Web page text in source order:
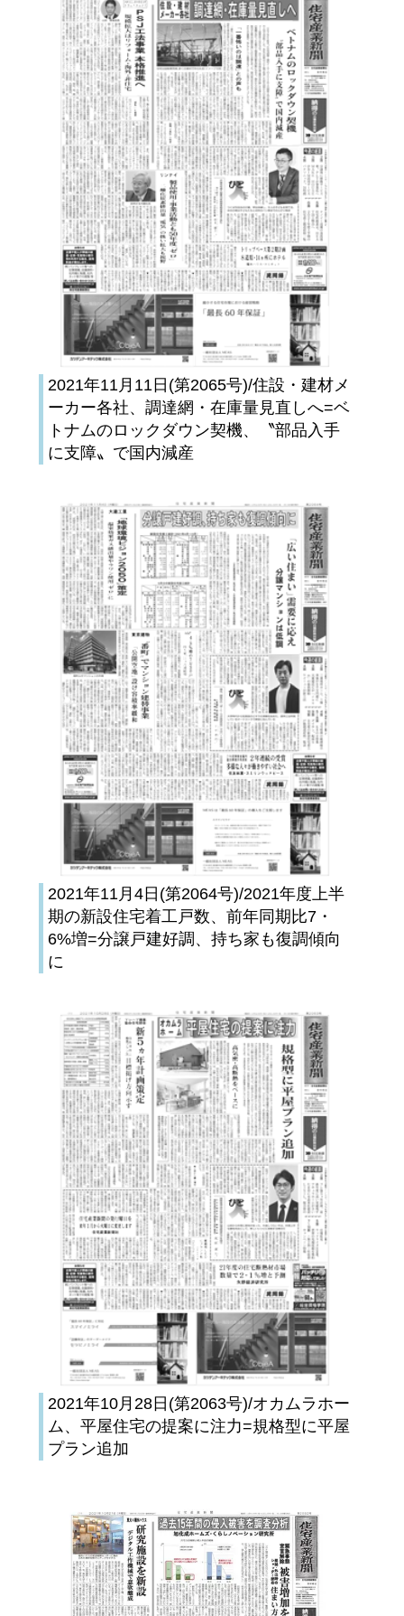
2021年11月11日(第2065号)/住設・建材メ
ーカー各社、調達網・在庫量見直しへ=ベ
トナムのロックダウン契機、〝部品入手
に支障〟で国内減産
2021年11月4日(第2064号)/2021年度上半
期の新設住宅着工戸数、前年同期比7・
6%増=分譲戸建好調、持ち家も復調傾向
に
2021年10月28日(第2063号)/オカムラホー
ム、平屋住宅の提案に注力=規格型に平屋
プラン追加